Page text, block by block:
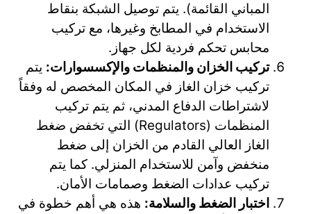
المباني القائمة). يتم توصيل الشبكة بنقاط
الاستخدام في المطابخ وغيرها، مع تركيب
محابس تحكم فردية لكل جهاز.
تركيب الخزان والمنظمات والإكسسوارات: يتم
تركيب خزان الغاز في المكان المخصص له وفقاً
لاشتراطات الدفاع المدني، ثم يتم تركيب
المنظمات (Regulators) التي تخفض ضغط
الغاز العالي القادم من الخزان إلى ضغط
منخفض وآمن للاستخدام المنزلي. كما يتم
تركيب عدادات الضغط وصمامات الأمان.
اختبار الضغط والسلامة: هذه هي أهم خطوة في